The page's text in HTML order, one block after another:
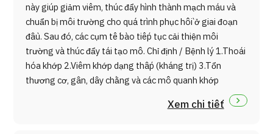
này giúp giảm viêm, thúc đẩy hình thành mạch máu và
chuẩn bị môi trường cho quá trình phục hồi ở giai đoạn
đầu. Sau đó, các cụm tế bào tiếp tục cải thiện môi
trường và thúc đẩy tái tạo mô. Chỉ định / Bệnh lý 1.Thoái
hóa khớp 2.Viêm khớp dạng thấp (kháng trị) 3.Tổn
thương cơ, gân, dây chằng và các mô quanh khớp
Xem chi tiết